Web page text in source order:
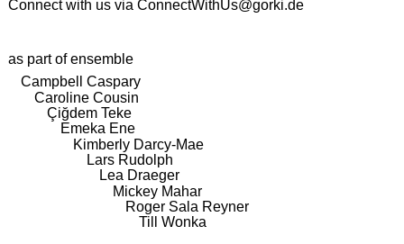
Connect with us via ConnectWithUs@gorki.de
as part of ensemble
Campbell Caspary
Caroline Cousin
Çiğdem Teke
Emeka Ene
Kimberly Darcy-Mae
Lars Rudolph
Lea Draeger
Mickey Mahar
Roger Sala Reyner
Till Wonka